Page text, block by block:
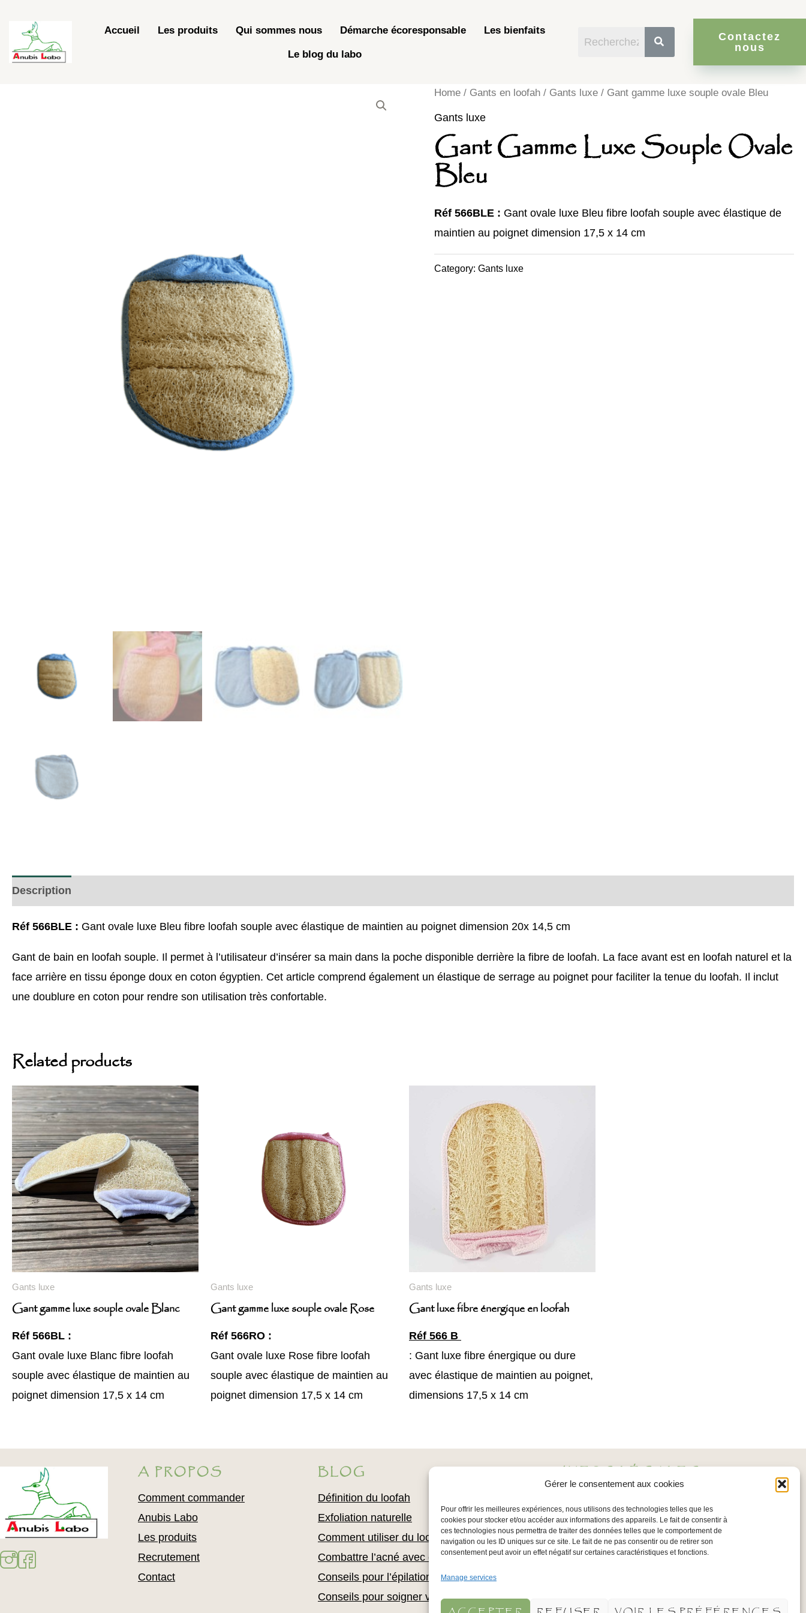
Gérer le consentement aux cookies
Pour offrir les meilleures expériences, nous utilisons des technologies telles que les
cookies pour stocker et/ou accéder aux informations des appareils. Le fait de consentir à
ces technologies nous permettra de traiter des données telles que le comportement de
navigation ou les ID uniques sur ce site. Le fait de ne pas consentir ou de retirer son
consentement peut avoir un effet négatif sur certaines caractéristiques et fonctions.
Manage services
content
Accueil Les produits Qui sommes nous Démarche écoresponsable Les bienfaits
Le blog du labo
Contactez
nous
Home / Gants en loofah / Gants luxe / Gant gamme luxe souple ovale Bleu
Gants luxe
Gant Gamme Luxe Souple Ovale
Bleu
Réf 566BLE : Gant ovale luxe Bleu fibre loofah souple avec élastique de
maintien au poignet dimension 17,5 x 14 cm
Category:Gants luxe
Description
Réf 566BLE : Gant ovale luxe Bleu fibre loofah souple avec élastique de maintien au poignet dimension 20x 14,5 cm
Gant de bain en loofah souple. Il permet à l’utilisateur d’insérer sa main dans la poche disponible derrière la fibre de loofah. La face avant est en loofah naturel et la
face arrière en tissu éponge doux en coton égyptien. Cet article comprend également un élastique de serrage au poignet pour faciliter la tenue du loofah. Il inclut
une doublure en coton pour rendre son utilisation très confortable.
Related products
Gants luxe
Gant gamme luxe souple ovale Blanc
Réf 566BL :
Gant ovale luxe Blanc fibre loofah
souple avec élastique de maintien au
poignet dimension 17,5 x 14 cm
Gants luxe
Gant gamme luxe souple ovale Rose
Réf 566RO :
Gant ovale luxe Rose fibre loofah
souple avec élastique de maintien au
poignet dimension 17,5 x 14 cm
Gants luxe
Gant luxe fibre énergique en loofah
Réf 566 B
: Gant luxe fibre énergique ou dure
avec élastique de maintien au poignet,
dimensions 17,5 x 14 cm
A PROPOS
Comment commander
Anubis Labo
Les produits
Recrutement
Contact
BLOG
Définition du loofah
Exfoliation naturelle
Comment utiliser du loofah
Combattre l’acné avec du loofah
Conseils pour l’épilation
Conseils pour soigner votre épiderme
INFOS LÉGALES
Politique de confidentialité
Conditions Générales
d’Utilisation